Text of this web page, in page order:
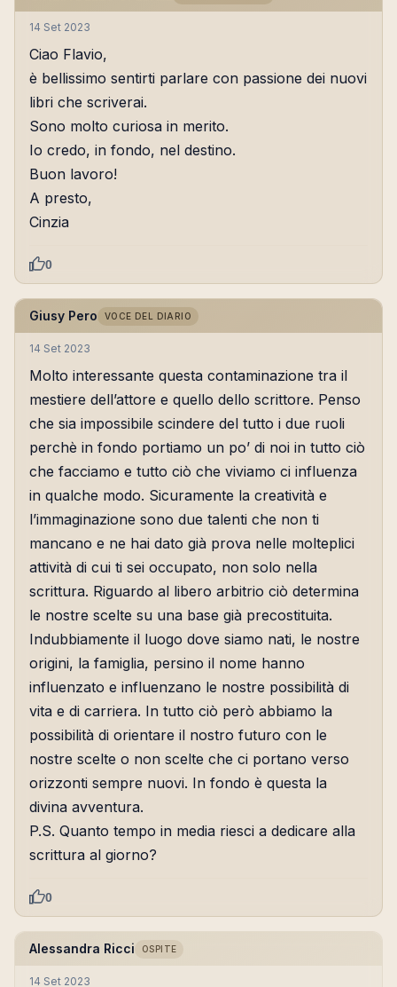
14 Set 2023
Ciao Flavio,
è bellissimo sentirti parlare con passione dei nuovi
libri che scriverai.
Sono molto curiosa in merito.
Io credo, in fondo, nel destino.
Buon lavoro!
A presto,
Cinzia
0
Giusy Pero VOCE DEL DIARIO
14 Set 2023
Molto interessante questa contaminazione tra il
mestiere dell’attore e quello dello scrittore. Penso
che sia impossibile scindere del tutto i due ruoli
perchè in fondo portiamo un po’ di noi in tutto ciò
che facciamo e tutto ciò che viviamo ci influenza
in qualche modo. Sicuramente la creatività e
l’immaginazione sono due talenti che non ti
mancano e ne hai dato già prova nelle molteplici
attività di cui ti sei occupato, non solo nella
scrittura. Riguardo al libero arbitrio ciò determina
le nostre scelte su una base già precostituita.
Indubbiamente il luogo dove siamo nati, le nostre
origini, la famiglia, persino il nome hanno
influenzato e influenzano le nostre possibilità di
vita e di carriera. In tutto ciò però abbiamo la
possibilità di orientare il nostro futuro con le
nostre scelte o non scelte che ci portano verso
orizzonti sempre nuovi. In fondo è questa la
divina avventura.
P.S. Quanto tempo in media riesci a dedicare alla
scrittura al giorno?
0
Alessandra Ricci OSPITE
14 Set 2023